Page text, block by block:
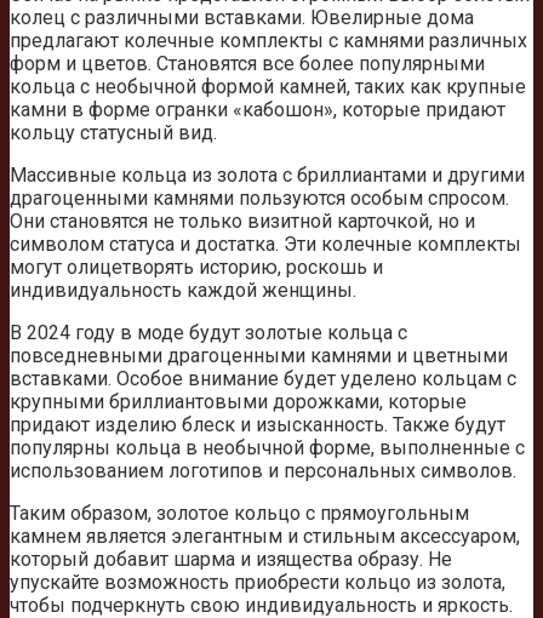
колец с различными вставками. Ювелирные дома
предлагают колечные комплекты с камнями различных
форм и цветов. Становятся все более популярными
кольца с необычной формой камней, таких как крупные
камни в форме огранки «кабошон», которые придают
кольцу статусный вид.
Массивные кольца из золота с бриллиантами и другими
драгоценными камнями пользуются особым спросом.
Они становятся не только визитной карточкой, но и
символом статуса и достатка. Эти колечные комплекты
могут олицетворять историю, роскошь и
индивидуальность каждой женщины.
В 2024 году в моде будут золотые кольца с
повседневными драгоценными камнями и цветными
вставками. Особое внимание будет уделено кольцам с
крупными бриллиантовыми дорожками, которые
придают изделию блеск и изысканность. Также будут
популярны кольца в необычной форме, выполненные с
использованием логотипов и персональных символов.
Таким образом, золотое кольцо с прямоугольным
камнем является элегантным и стильным аксессуаром,
который добавит шарма и изящества образу. Не
упускайте возможность приобрести кольцо из золота,
чтобы подчеркнуть свою индивидуальность и яркость.